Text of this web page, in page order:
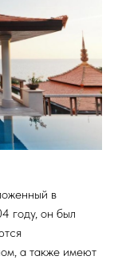
в
году, он был
а также имеют